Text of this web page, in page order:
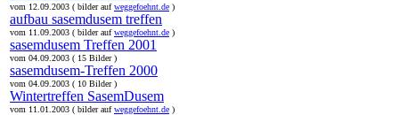
vom 12.09.2003 ( bilder aufweggefoehnt.de )
aufbau sasemdusem treffen
vom 11.09.2003 ( bilder aufweggefoehnt.de )
sasemdusem Treffen 2001
vom 04.09.2003 ( 15 Bilder )
sasemdusem-Treffen 2000
vom 04.09.2003 ( 10 Bilder )
Wintertreffen SasemDusem
vom 11.01.2003 ( bilder aufweggefoehnt.de )